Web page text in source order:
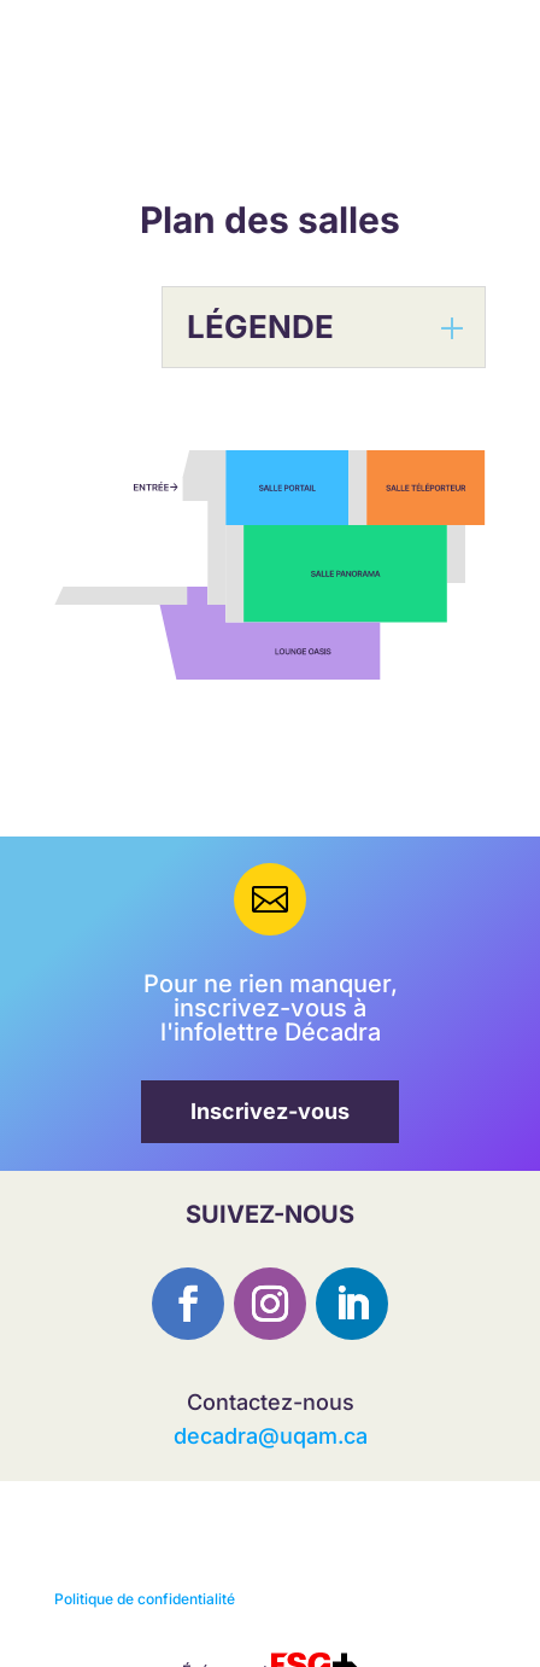
Plan des salles
LÉGENDE

Pour ne rien manquer,
inscrivez-vous à
l'infolettre Décadra
Inscrivez-vous
SUIVEZ-NOUS
Contactez-nous
decadra@uqam.ca
Politique de confidentialité